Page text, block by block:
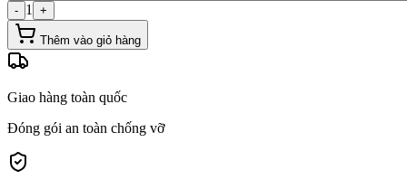
- 1 +
Thêm vào giỏ hàng
Giao hàng toàn quốc
Đóng gói an toàn chống vỡ